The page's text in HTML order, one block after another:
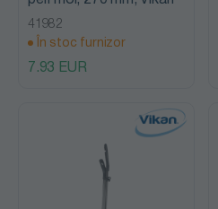
41982
În stoc furnizor
7.93 EUR